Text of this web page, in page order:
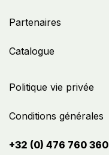
Politique vie privée
Conditions générales
+32 (0) 476 760 360
Partenaires
Catalogue